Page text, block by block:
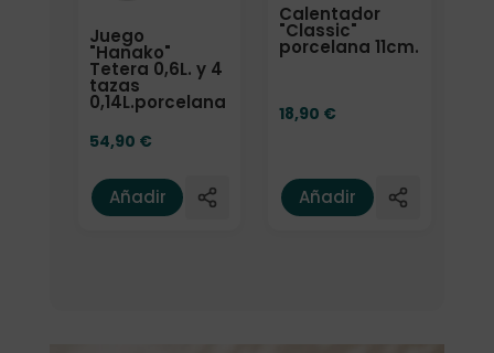
Juego
"Hanako"
Tetera 0,6L. y 4
tazas
0,14L.porcelana
54,90 €
Añadir
Calentador
"Classic"
porcelana 11cm.
18,90 €
Añadir